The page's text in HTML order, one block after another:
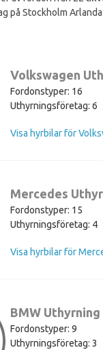
på Stockholm
Volkswagen
Fordonstyper: 16
Uthyrningsföretag: 6
Visa hyrbilar för
Mercedes
Fordonstyper: 15
Uthyrningsföretag: 4
Visa hyrbilar för
BMW Uthyrning
Fordonstyper: 9
Uthyrningsföretag: 3